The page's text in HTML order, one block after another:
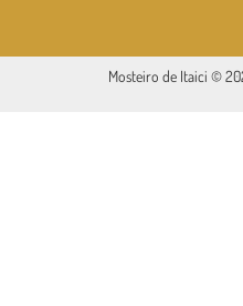
Mosteiro de Itaici ©